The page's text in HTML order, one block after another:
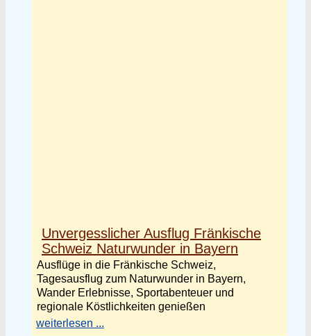
Unvergesslicher Ausflug Fränkische
Schweiz Naturwunder in Bayern
Ausflüge in die Fränkische Schweiz,
Tagesausflug zum Naturwunder in Bayern,
Wander Erlebnisse, Sportabenteuer und
regionale Köstlichkeiten genießen
weiterlesen ...